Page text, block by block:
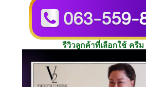
รีวิวลูกค้าที่เลือกใช้ ครี